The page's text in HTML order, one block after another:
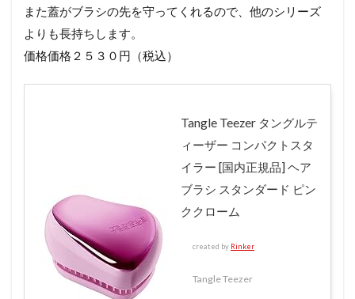
また蓋がブラシの先を守ってくれるので、他のシリーズ
よりも長持ちします。
価格価格２５３０円（税込）
Tangle Teezer タングルテ
ィーザー コンパクトスタ
イラー [国内正規品] ヘア
ブラシ スタンダード ピン
ククローム
created by Rinker
Tangle Teezer